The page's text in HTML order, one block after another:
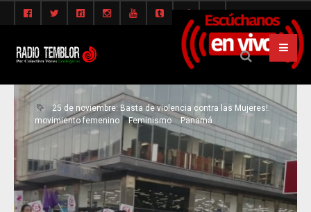
25 de noviembre: Basta de violencia contra las Mujeres!.
movimiento femenino
Feminismo Panamá